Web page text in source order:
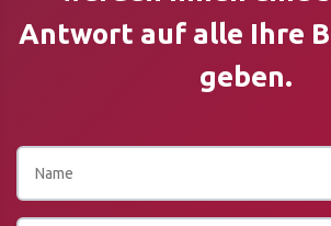
Antwort auf alle Ihre
geben.